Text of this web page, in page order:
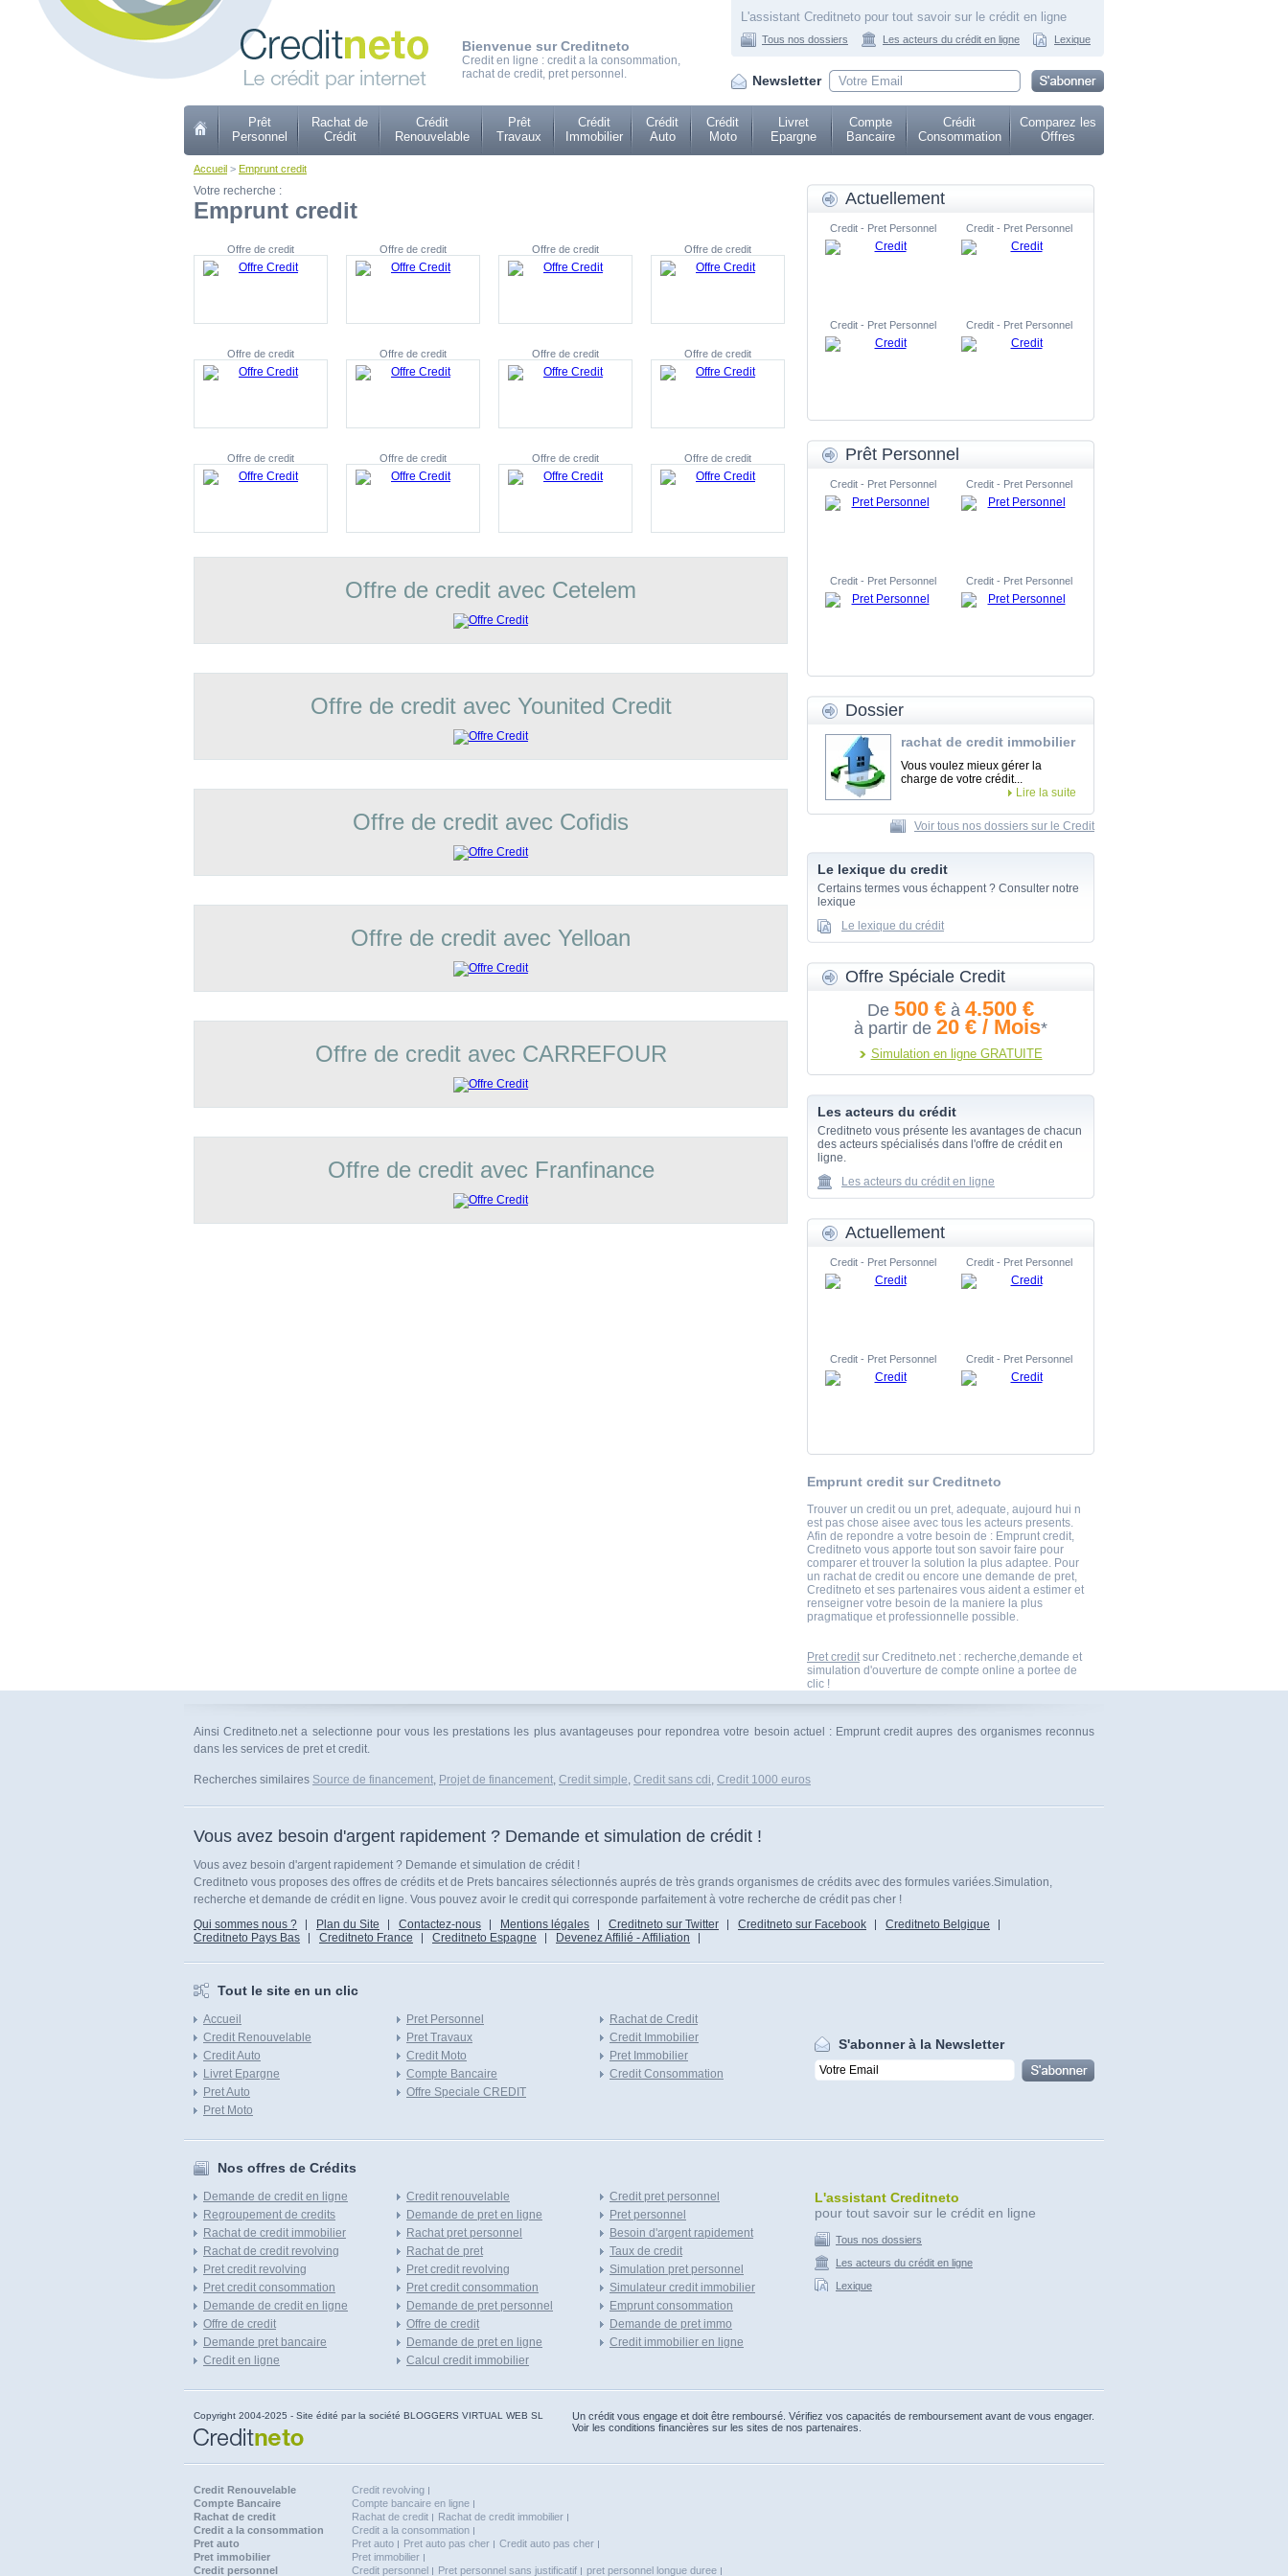
Bienvenue sur Creditneto
Credit en ligne : credit a la consommation,
rachat de credit, pret personnel.
L'assistant Creditneto pour tout savoir sur le crédit en ligne
Tous nos dossiers Les acteurs du crédit en ligne Lexique
Newsletter
Prêt
Personnel
Rachat de
Crédit
Crédit
Renouvelable
Prêt
Travaux
Crédit
Immobilier
Crédit
Auto
Crédit
Moto
Livret
Epargne
Compte
Bancaire
Crédit
Consommation
Comparez les
Offres
Accueil > Emprunt credit
Votre recherche :
Emprunt credit
Offre de credit Offre de credit Offre de credit Offre de credit
Offre de credit Offre de credit Offre de credit Offre de credit
Offre de credit Offre de credit Offre de credit Offre de credit
Offre de credit avec Cetelem
Offre de credit avec Younited Credit
Offre de credit avec Cofidis
Offre de credit avec Yelloan
Offre de credit avec CARREFOUR
Offre de credit avec Franfinance
Actuellement
Credit - Pret Personnel Credit - Pret Personnel
Credit - Pret Personnel Credit - Pret Personnel
Prêt Personnel
Credit - Pret Personnel Credit - Pret Personnel
Credit - Pret Personnel Credit - Pret Personnel
Dossier
rachat de credit immobilier
Vous voulez mieux gérer la
charge de votre crédit...
Lire la suite
Voir tous nos dossiers sur le Credit
Le lexique du credit
Certains termes vous échappent ? Consulter notre
lexique
Le lexique du crédit
Offre Spéciale Credit
De 500 € à 4.500 €
à partir de 20 € / Mois*
Simulation en ligne GRATUITE
Les acteurs du crédit
Creditneto vous présente les avantages de chacun
des acteurs spécialisés dans l'offre de crédit en
ligne.
Les acteurs du crédit en ligne
Actuellement
Credit - Pret Personnel Credit - Pret Personnel
Credit - Pret Personnel Credit - Pret Personnel
Emprunt credit sur Creditneto
Trouver un credit ou un pret, adequate, aujourd hui n
est pas chose aisee avec tous les acteurs presents.
Afin de repondre a votre besoin de : Emprunt credit,
Creditneto vous apporte tout son savoir faire pour
comparer et trouver la solution la plus adaptee. Pour
un rachat de credit ou encore une demande de pret,
Creditneto et ses partenaires vous aident a estimer et
renseigner votre besoin de la maniere la plus
pragmatique et professionnelle possible.
Pret creditsur Creditneto.net : recherche,demande et
simulation d'ouverture de compte online a portee de
clic !
Ainsi Creditneto.net a selectionne pour vous les prestations les plus avantageuses pour repondrea votre besoin actuel : Emprunt credit aupres des organismes reconnus
dans les services de pret et credit.
Recherches similaires Source de financement, Projet de financement, Credit simple, Credit sans cdi, Credit 1000 euros
Vous avez besoin d'argent rapidement ? Demande et simulation de crédit !
Vous avez besoin d'argent rapidement ? Demande et simulation de crédit !
Creditneto vous proposes des offres de crédits et de Prets bancaires sélectionnés auprés de très grands organismes de crédits avec des formules variées.Simulation,
recherche et demande de crédit en ligne. Vous pouvez avoir le credit qui corresponde parfaitement à votre recherche de crédit pas cher !
Qui sommes nous ?
Plan du Site Contactez-nous Mentions légales Creditneto sur Twitter Creditneto sur Facebook
Creditneto Belgique
Creditneto Pays Bas
Creditneto France Creditneto Espagne Devenez Affilié - Affiliation
Tout le site en un clic
Accueil
Credit Renouvelable
Credit Auto
Livret Epargne
Pret Auto
Pret Moto
Pret Personnel
Pret Travaux
Credit Moto
Compte Bancaire
Offre Speciale CREDIT
Rachat de Credit
Credit Immobilier
Pret Immobilier
Credit Consommation
S'abonner à la Newsletter
Nos offres de Crédits
Demande de credit en ligne
Regroupement de credits
Rachat de credit immobilier
Rachat de credit revolving
Pret credit revolving
Pret credit consommation
Demande de credit en ligne
Offre de credit
Demande pret bancaire
Credit en ligne
Credit renouvelable
Demande de pret en ligne
Rachat pret personnel
Rachat de pret
Pret credit revolving
Pret credit consommation
Demande de pret personnel
Offre de credit
Demande de pret en ligne
Calcul credit immobilier
Credit pret personnel
Pret personnel
Besoin d'argent rapidement
Taux de credit
Simulation pret personnel
Simulateur credit immobilier
Emprunt consommation
Demande de pret immo
Credit immobilier en ligne
L'assistant Creditneto
pour tout savoir sur le crédit en ligne
Tous nos dossiers
Les acteurs du crédit en ligne
Lexique
Copyright 2004-2025 - Site édité par la société BLOGGERS VIRTUAL WEB SL
Un crédit vous engage et doit être remboursé. Vérifiez vos capacités de remboursement avant de vous engager.
Voir les conditions financières sur les sites de nos partenaires.
Credit Renouvelable
Credit revolving
Compte Bancaire
Compte bancaire en ligne
Rachat de credit
Rachat de credit
Rachat de credit immobilier
Credit a la consommation
Credit a la consommation
Pret auto
Pret auto Pret auto pas cher
Credit auto pas cher
Pret immobilier
Pret immobilier
Credit personnel
Credit personnel Pret personnel sans justificatif pret personnel longue duree